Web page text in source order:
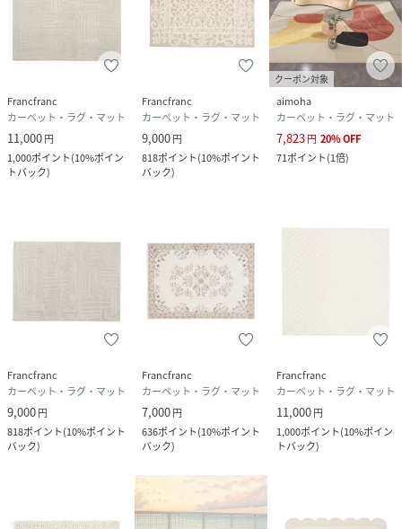
Francfranc
カーペット・ラグ・マット
11,000円
1,000ポイント(10%ポイン
トバック)
Francfranc
カーペット・ラグ・マット
9,000円
818ポイント(10%ポイント
バック)
クーポン対象
aimoha
カーペット・ラグ・マット
7,823円 20%OFF
71ポイント(1倍)
Francfranc
カーペット・ラグ・マット
9,000円
818ポイント(10%ポイント
バック)
Francfranc
カーペット・ラグ・マット
7,000円
636ポイント(10%ポイント
バック)
Francfranc
カーペット・ラグ・マット
11,000円
1,000ポイント(10%ポイン
トバック)